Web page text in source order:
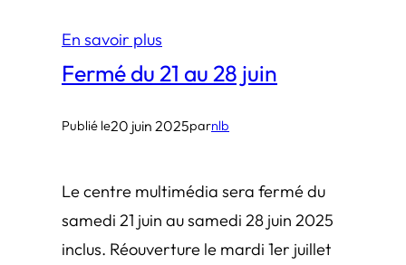
En savoir plus
Fermé du 21 au 28 juin
Publié le20 juin 2025parnlb
Le centre multimédia sera fermé du
samedi 21 juin au samedi 28 juin 2025
inclus. Réouverture le mardi 1er juillet